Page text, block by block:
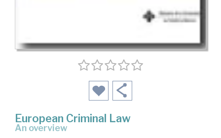
European Criminal Law
an overview